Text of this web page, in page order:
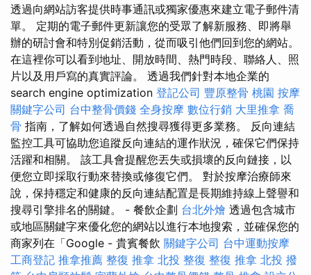
透過向網站訪客提供時事通訊或獨家優惠來建立電子郵件清
單。 定期的電子郵件更新讓您的受眾了解新服務、即將舉
辦的研討會和特別促銷活動，從而吸引他們回到您的網站。
在這裡你可以看到地址、開放時間、熱門時段、聯絡人、照
片以及用戶寫的真實評論。 透過我們針對本地企業的
search engine optimization 登記公司 豐原整骨 桃園 按摩
關鍵字公司 台中整骨價錢 全身按摩 數位行銷 大里推拿 喬
骨 指南，了解如何透過自然搜尋獲得更多業務。 反向連結
監控工具可協助您追蹤反向連結的運作狀況，確保它們保持
活躍和相關。 該工具會提醒您丟失或損壞的反向鏈接，以
便您立即採取行動來替換或修復它們。 對於按摩治療師來
說，保持穩定和健康的反向連結配置是長期維持線上聲譽和
搜尋引擎排名的關鍵。 - 餐飲企劃 台北外燴 透過包含城市
或地區關鍵字來優化您的網站以進行本地搜索，並確保您的
商家列在「Google - 貴賓餐飲 關鍵字公司 台中運動按摩
工商登記 推拿推薦 整復 推拿 北投 整復 整復 推拿 北投 撥